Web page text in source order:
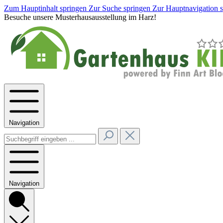
Zum Hauptinhalt springen Zur Suche springen Zur Hauptnavigation
Besuche unsere Musterhausausstellung im Harz!
Navigation
Navigation